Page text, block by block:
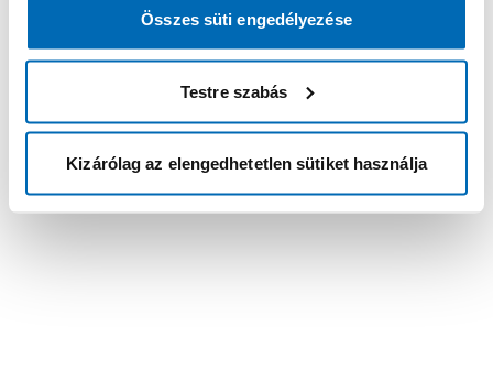
Összes süti engedélyezése
Testre szabás
Kizárólag az elengedhetetlen sütiket használja